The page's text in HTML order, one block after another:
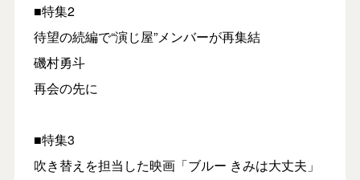
■特集2
待望の続編で“演じ屋”メンバーが再集結
磯村勇斗
再会の先に
■特集3
吹き替えを担当した映画「ブルー きみは大丈夫」